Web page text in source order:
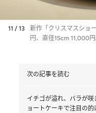
11 / 13
新作「クリスマスショ
円、直径15cm 11,000円
次の記事を読む
イチゴが溢れ、バラが
ョートケーキで注目の的